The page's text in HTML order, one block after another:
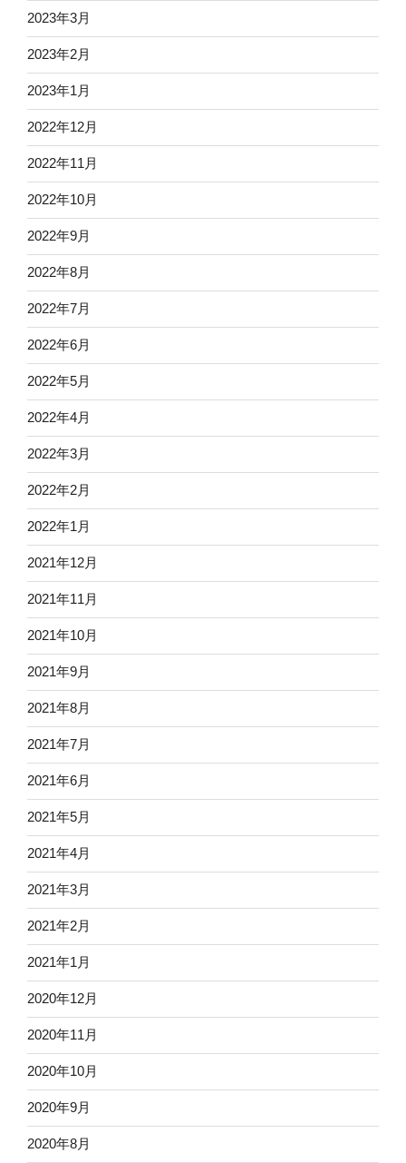
2023年3月
2023年2月
2023年1月
2022年12月
2022年11月
2022年10月
2022年9月
2022年8月
2022年7月
2022年6月
2022年5月
2022年4月
2022年3月
2022年2月
2022年1月
2021年12月
2021年11月
2021年10月
2021年9月
2021年8月
2021年7月
2021年6月
2021年5月
2021年4月
2021年3月
2021年2月
2021年1月
2020年12月
2020年11月
2020年10月
2020年9月
2020年8月